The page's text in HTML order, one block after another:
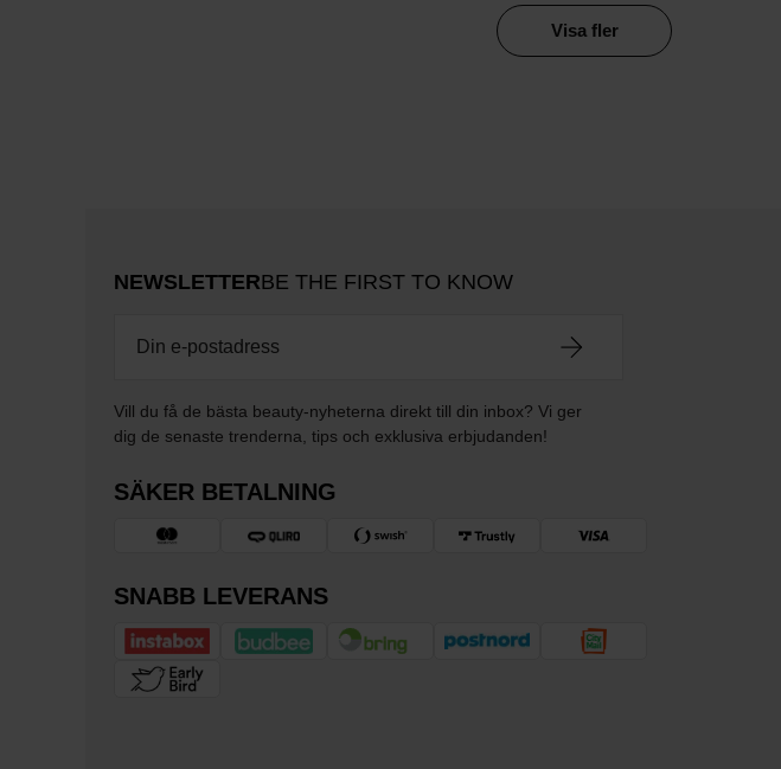
Visa fler
NEWSLETTERBE THE FIRST TO KNOW
Vill du få de bästa beauty-nyheterna direkt till din inbox? Vi ger
dig de senaste trenderna, tips och exklusiva erbjudanden!
SÄKER BETALNING
SNABB LEVERANS